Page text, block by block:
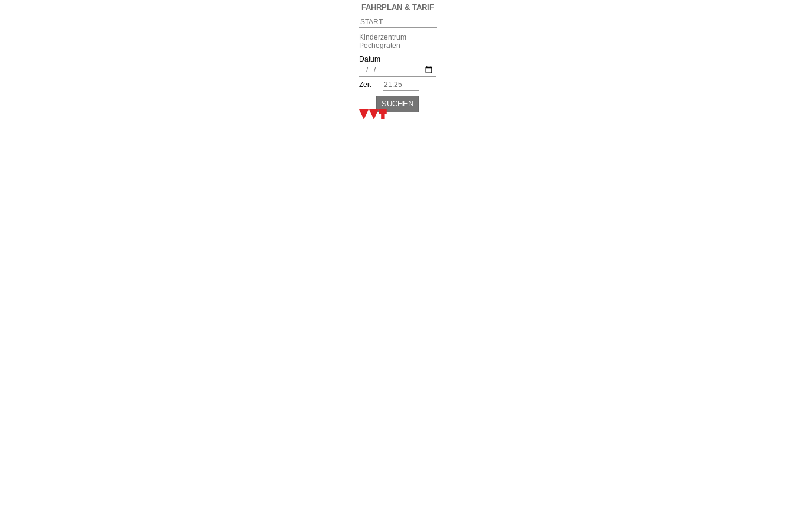
FAHRPLAN & TARIF
Kinderzentrum
Pechegraten
Datum
Zeit
SUCHEN